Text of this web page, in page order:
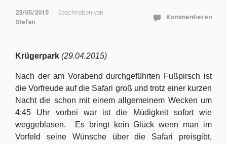
23/05/2015
Geschrieben von
Stefan
Kommentieren
Krügerpark (29.04.2015)
Nach der am Vorabend durchgeführten Fußpirsch ist
die Vorfreude auf die Safari groß und trotz einer kurzen
Nacht die schon mit einem allgemeinem Wecken um
4:45 Uhr vorbei war ist die Müdigkeit sofort wie
weggeblasen. Es bringt kein Glück wenn man im
Vorfeld seine Wünsche über die Safari preisgibt,